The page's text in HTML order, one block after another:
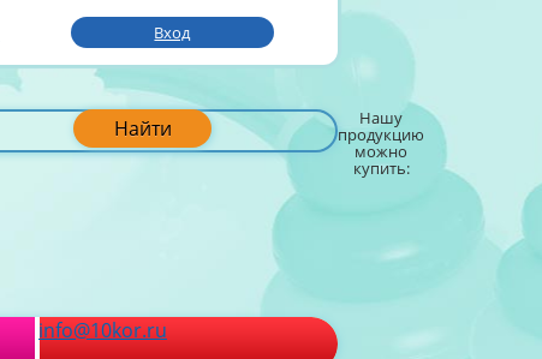
Вход
Найти Нашу
продукцию
можно
купить:
info@10kor.ru